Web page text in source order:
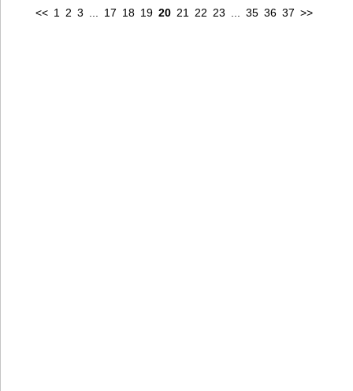
<< 1 2 3 17 18 19 20 21 22 23 35 36 37 >>